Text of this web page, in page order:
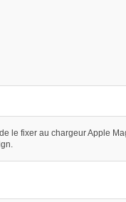
le fixer au chargeur Apple